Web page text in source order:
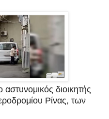
διοικητής
Ρίνας, των